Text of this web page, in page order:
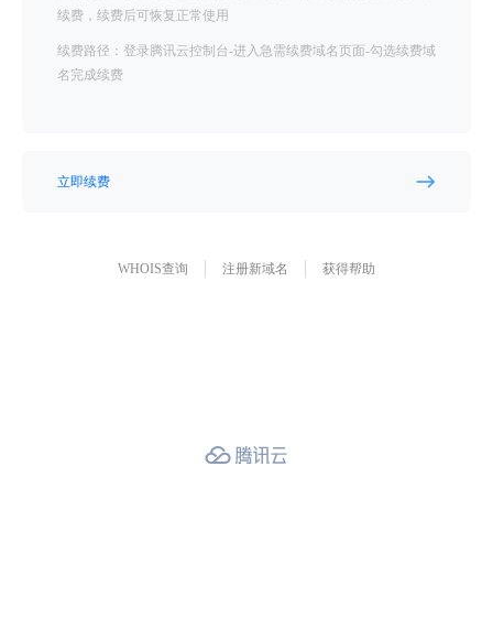
续费，续费后可恢复正常使用
续费路径：登录腾讯云控制台-进入急需续费域名页面-勾选续费域
名完成续费
立即续费
WHOIS查询 注册新域名 获得帮助